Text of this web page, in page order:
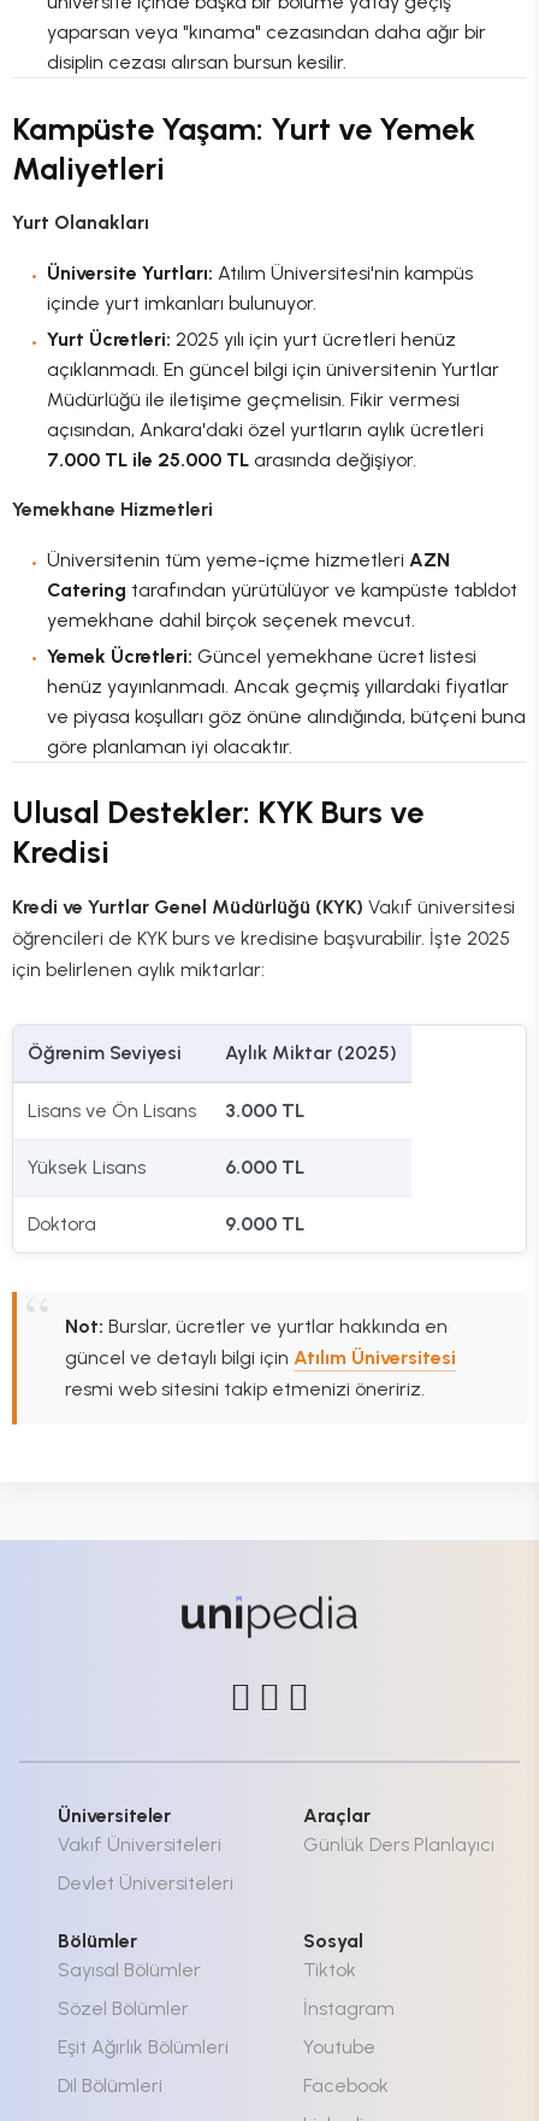
yaparsan veya "kınama" cezasından daha ağır bir
disiplin cezası alırsan bursun kesilir.
Kampüste Yaşam: Yurt ve Yemek
Maliyetleri
Yurt Olanakları
Üniversite Yurtları: Atılım Üniversitesi'nin kampüs
içinde yurt imkanları bulunuyor.
Yurt Ücretleri: 2025 yılı için yurt ücretleri henüz
açıklanmadı. En güncel bilgi için üniversitenin Yurtlar
Müdürlüğü ile iletişime geçmelisin. Fikir vermesi
açısından, Ankara'daki özel yurtların aylık ücretleri
7.000 TL ile 25.000 TLarasında değişiyor.
Yemekhane Hizmetleri
Üniversitenin tüm yeme-içme hizmetleri AZN
Catering tarafından yürütülüyor ve kampüste tabldot
yemekhane dahil birçok seçenek mevcut.
Yemek Ücretleri: Güncel yemekhane ücret listesi
henüz yayınlanmadı. Ancak geçmiş yıllardaki fiyatlar
ve piyasa koşulları göz önüne alındığında, bütçeni buna
göre planlaman iyi olacaktır.
Ulusal Destekler: KYK Burs ve
Kredisi
Kredi ve Yurtlar Genel Müdürlüğü (KYK) Vakıf üniversitesi
öğrencileri de KYK burs ve kredisine başvurabilir. İşte 2025
için belirlenen aylık miktarlar:
Öğrenim Seviyesi Aylık Miktar (2025)
Lisans ve Ön Lisans 3.000 TL
Yüksek Lisans 6.000 TL
Doktora 9.000 TL
Not: Burslar, ücretler ve yurtlar hakkında en
güncel ve detaylı bilgi için Atılım Üniversitesi
resmi web sitesini takip etmenizi öneririz.
Üniversiteler
Vakıf Üniversiteleri
Devlet Üniversiteleri
Araçlar
Günlük Ders Planlayıcı
Bölümler
Sayısal Bölümler
Sözel Bölümler
Eşit Ağırlık Bölümleri
Dil Bölümleri
Sosyal
Tiktok
İnstagram
Youtube
Facebook